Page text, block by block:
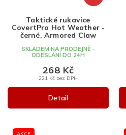
Taktické rukavice
CovertPro Hot Weather -
černé, Armored Claw
SKLADEM NA PRODEJNĚ -
ODESLÁNÍ DO 24H
221 Kč bez DPH
268 Kč
Detail
AKCE